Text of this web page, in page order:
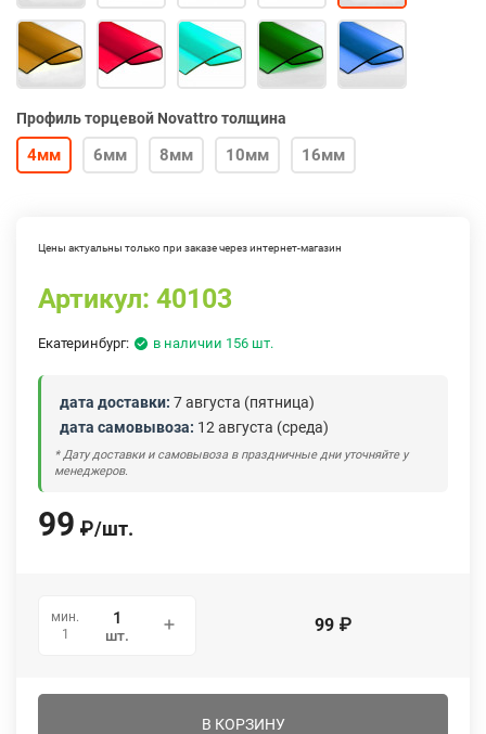
Профиль торцевой Novattro толщина
4мм 6мм 8мм 10мм 16мм
Цены актуальны только при заказе через интернет-магазин
Артикул: 40103
Екатеринбург: в наличии 156 шт.
дата доставки: 7 августа (пятница)
дата самовывоза: 12 августа (среда)
* Дату доставки и самовывоза в праздничные дни уточняйте у
менеджеров.
99 ₽/шт.
мин.
1
шт. 99 ₽
В КОРЗИНУ